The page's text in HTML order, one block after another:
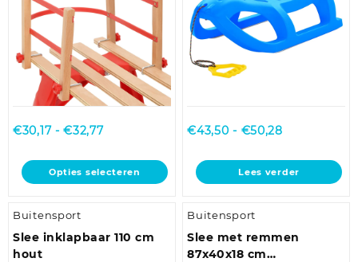
€30,17 - €32,77Prijsklasse:
tot
Opties selecteren
Dit
product
meerdere
variaties.
Deze
€43,50 - €50,28Prijsklasse:
tot
Lees verder
Buitensport
Slee inklapbaar 110 cm
hout
Buitensport
Slee met remmen
87x40x18 cm